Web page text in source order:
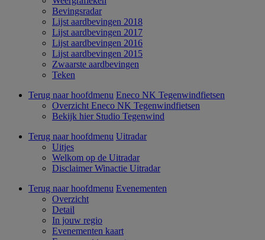
Bevingsradar
Lijst aardbevingen 2018
Lijst aardbevingen 2017
Lijst aardbevingen 2016
Lijst aardbevingen 2015
Zwaarste aardbevingen
Teken
Terug naar hoofdmenu Eneco NK Tegenwindfietsen
Overzicht Eneco NK Tegenwindfietsen
Bekijk hier Studio Tegenwind
Terug naar hoofdmenu Uitradar
Uitjes
Welkom op de Uitradar
Disclaimer Winactie Uitradar
Terug naar hoofdmenu Evenementen
Overzicht
Detail
In jouw regio
Evenementen kaart